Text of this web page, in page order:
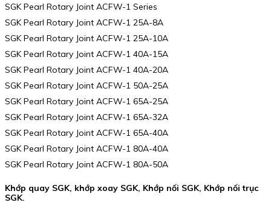
SGK Pearl Rotary Joint ACFW-1 Series
SGK Pearl Rotary Joint ACFW-1 25A-8A
SGK Pearl Rotary Joint ACFW-1 25A-10A
SGK Pearl Rotary Joint ACFW-1 40A-15A
SGK Pearl Rotary Joint ACFW-1 40A-20A
SGK Pearl Rotary Joint ACFW-1 50A-25A
SGK Pearl Rotary Joint ACFW-1 65A-25A
SGK Pearl Rotary Joint ACFW-1 65A-32A
SGK Pearl Rotary Joint ACFW-1 65A-40A
SGK Pearl Rotary Joint ACFW-1 80A-40A
SGK Pearl Rotary Joint ACFW-1 80A-50A
Khớp quay SGK, khớp xoay SGK, Khớp nối SGK, Khớp nối trục
SGK.